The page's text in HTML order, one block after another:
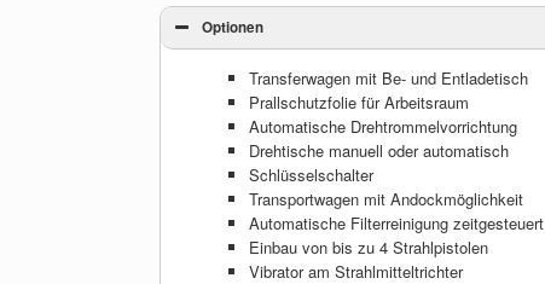
Optionen
Transferwagen mit Be- und Entladetisch
Prallschutzfolie für Arbeitsraum
Automatische Drehtrommelvorrichtung
Drehtische manuell oder automatisch
Schlüsselschalter
Transportwagen mit Andockmöglichkeit
Automatische Filterreinigung zeitgesteuert
Einbau von bis zu 4 Strahlpistolen
Vibrator am Strahlmitteltrichter